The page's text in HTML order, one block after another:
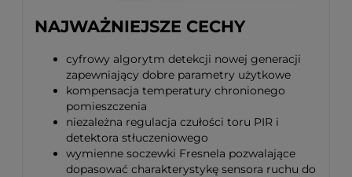
NAJWAŻNIEJSZE CECHY
cyfrowy algorytm detekcji nowej generacji
zapewniający dobre parametry użytkowe
kompensacja temperatury chronionego
pomieszczenia
niezależna regulacja czułości toru PIR i
detektora stłuczeniowego
wymienne soczewki Fresnela pozwalające
dopasować charakterystykę sensora ruchu do